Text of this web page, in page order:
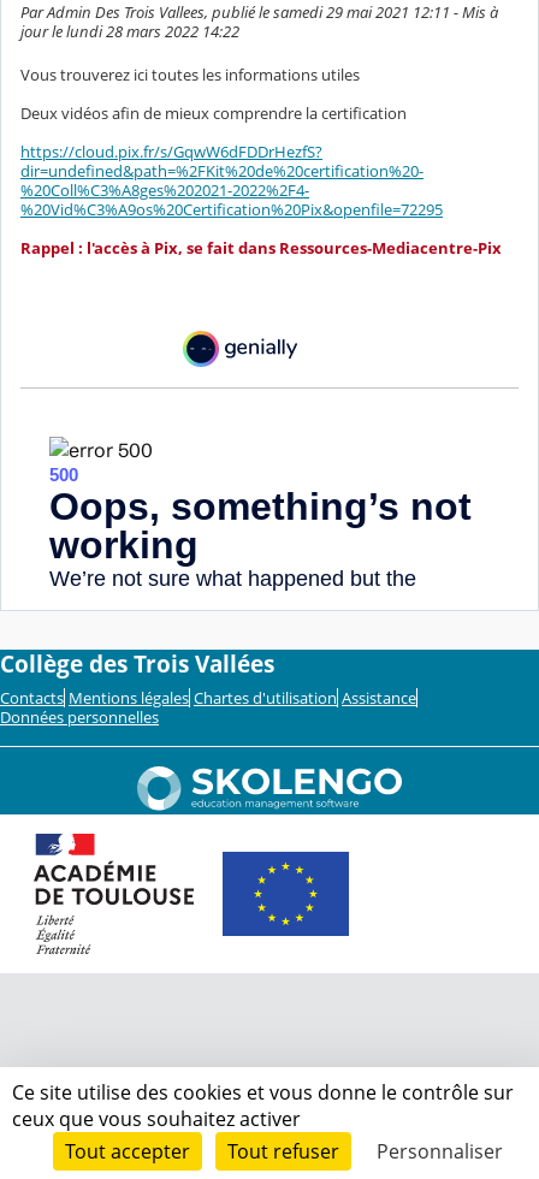
Par Admin Des Trois Vallees, publié le samedi 29 mai 2021 12:11 - Mis à
jour le lundi 28 mars 2022 14:22
Vous trouverez ici toutes les informations utiles
Deux vidéos afin de mieux comprendre la certification
https://cloud.pix.fr/s/GqwW6dFDDrHezfS?
dir=undefined&path=%2FKit%20de%20certification%20-
%20Coll%C3%A8ges%202021-2022%2F4-
%20Vid%C3%A9os%20Certification%20Pix&openfile=72295
Rappel : l'accès à Pix, se fait dans Ressources-Mediacentre-Pix
Collège des Trois Vallées
Contacts Mentions légales Chartes d'utilisation Assistance
Données personnelles
Ce site utilise des cookies et vous donne le contrôle sur
ceux que vous souhaitez activer
Tout accepter
Tout refuser Personnaliser